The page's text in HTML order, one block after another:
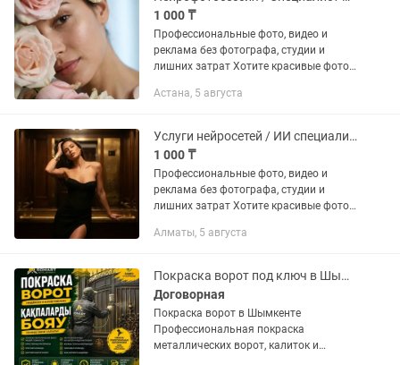
1 000 ₸
Профессиональные фото, видео и
реклама без фотографа, студии и
лишних затрат Хотите красивые фото
дорого — нужна аренда студии — нет
Астана, 5 августа
Услуги нейросетей / ИИ специалист / Нейрофотоссесия / Оживление фото
1 000 ₸
Профессиональные фото, видео и
реклама без фотографа, студии и
лишних затрат Хотите красивые фото
дорого — нужна аренда студии — нет
Алматы, 5 августа
Покраска ворот под ключ в Шымкенте
Договорная
Покраска ворот в Шымкенте
Профессиональная покраска
металлических ворот, калиток и